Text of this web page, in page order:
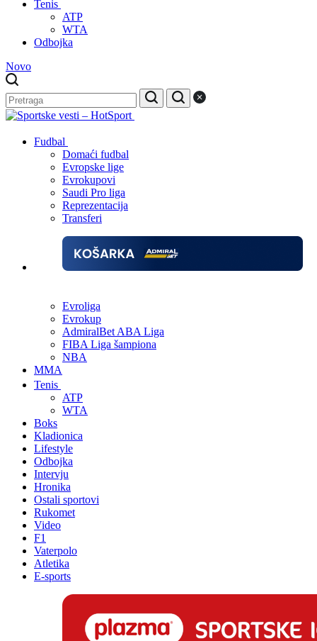
Tenis
ATP
WTA
Odbojka
Novo
Fudbal
Domaći fudbal
Evropske lige
Evrokupovi
Saudi Pro liga
Reprezentacija
Transferi
Evroliga
Evrokup
AdmiralBet ABA Liga
FIBA Liga šampiona
NBA
MMA
Tenis
ATP
WTA
Boks
Kladionica
Lifestyle
Odbojka
Intervju
Hronika
Ostali sportovi
Rukomet
Video
F1
Vaterpolo
Atletika
E-sports